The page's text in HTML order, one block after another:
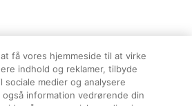
få vores hjemmeside til at virke
indhold og reklamer, tilbyde
medier og analysere
information vedrørende din